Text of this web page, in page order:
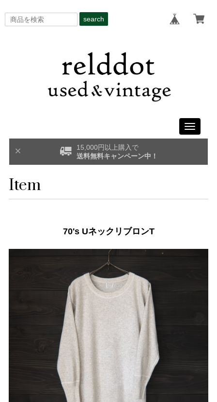
search
Toggle
15,000円以上購入で
送料無料キャンペーン中！
Item
70's UネックリブロンT